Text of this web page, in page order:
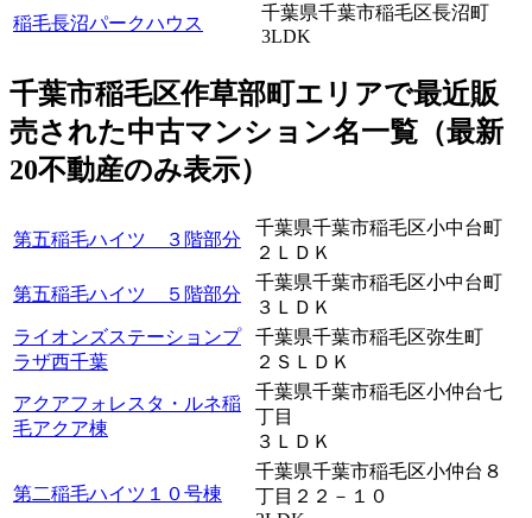
稲毛長沼パークハウス
千葉県千葉市稲毛区長沼町
3LDK
千葉市稲毛区作草部町エリアで最近販
売された中古マンション名一覧（最新
20不動産のみ表示）
第五稲毛ハイツ ３階部分
千葉県千葉市稲毛区小中台町
２ＬＤＫ
第五稲毛ハイツ ５階部分
千葉県千葉市稲毛区小中台町
３ＬＤＫ
ライオンズステーションプ
ラザ西千葉
千葉県千葉市稲毛区弥生町
２ＳＬＤＫ
アクアフォレスタ・ルネ稲
毛アクア棟
千葉県千葉市稲毛区小仲台七
丁目
３ＬＤＫ
第二稲毛ハイツ１０号棟
千葉県千葉市稲毛区小仲台８
丁目２２－１０